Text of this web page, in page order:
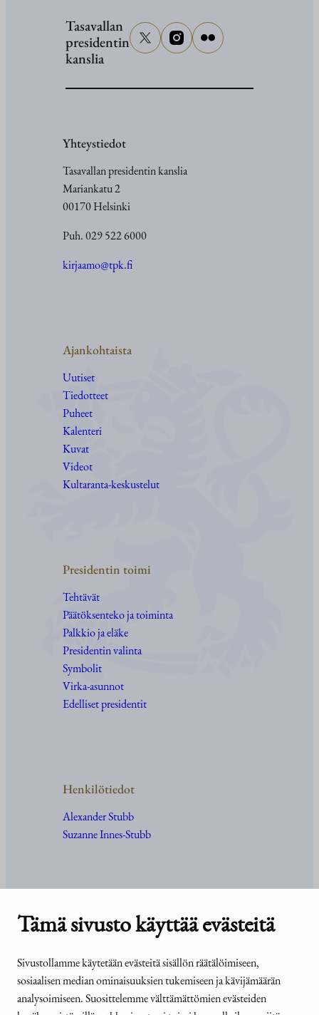
Tämä sivusto käyttää evästeitä
Sivustollamme käytetään evästeitä sisällön räätälöimiseen,
sosiaalisen median ominaisuuksien tukemiseen ja kävijämäärän
analysoimiseen. Suosittelemme välttämättömien evästeiden
Tasavallan
presidentin
kanslia
Yhteystiedot
Tasavallan presidentin kanslia
Mariankatu 2
00170 Helsinki
Puh. 029 522 6000
kirjaamo@tpk.fi
Ajankohtaista
Uutiset
Tiedotteet
Puheet
Kalenteri
Kuvat
Videot
Kultaranta-keskustelut
Presidentin toimi
Tehtävät
Päätöksenteko ja toiminta
Palkkio ja eläke
Presidentin valinta
Symbolit
Virka-asunnot
Edelliset presidentit
Henkilötiedot
Alexander Stubb
Suzanne Innes-Stubb
Kanslia ja yhteystiedot
Tehtävät ja organisaatio
Medialle
Usein kysyttyä